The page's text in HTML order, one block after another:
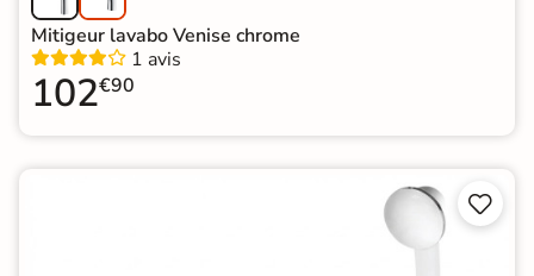
Mitigeur lavabo Venise chrome
1 avis
102€90

